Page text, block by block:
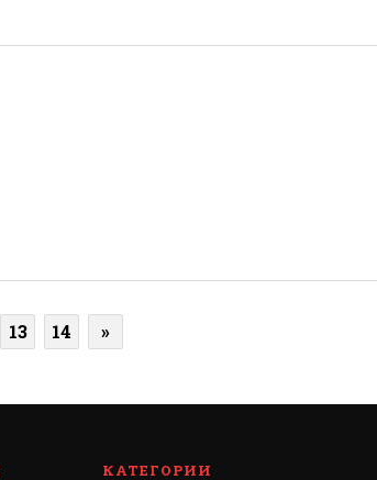
13 14 »
КАТЕГОРИИ